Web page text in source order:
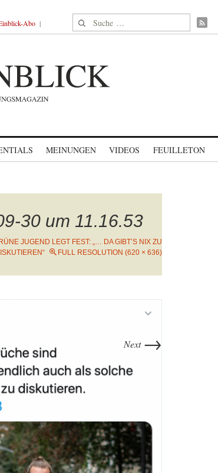
Abo Suche nach:
MEINUNGEN VIDEOS FEUILLETON
30 um 11.16.53
JUGEND LEGT FEST: „… DA GIBT’S NIX ZU
FULL RESOLUTION (620 × 636)
Next →